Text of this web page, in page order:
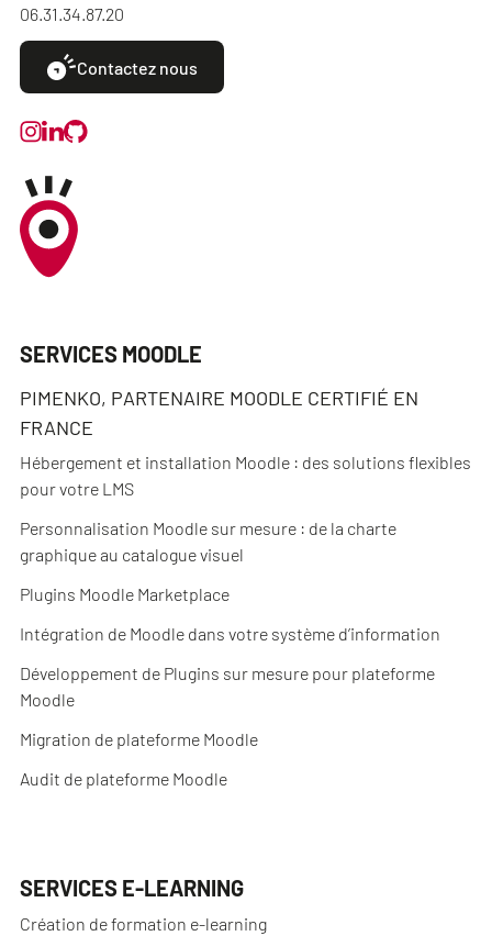
06.31.34.87.20
Contactez nous
SERVICES MOODLE
PIMENKO, PARTENAIRE MOODLE CERTIFIÉ EN
FRANCE
Hébergement et installation Moodle : des solutions flexibles
pour votre LMS
Personnalisation Moodle sur mesure : de la charte
graphique au catalogue visuel
Plugins Moodle Marketplace
Intégration de Moodle dans votre système d’information
Développement de Plugins sur mesure pour plateforme
Moodle
Migration de plateforme Moodle
Audit de plateforme Moodle
SERVICES E-LEARNING
Création de formation e-learning